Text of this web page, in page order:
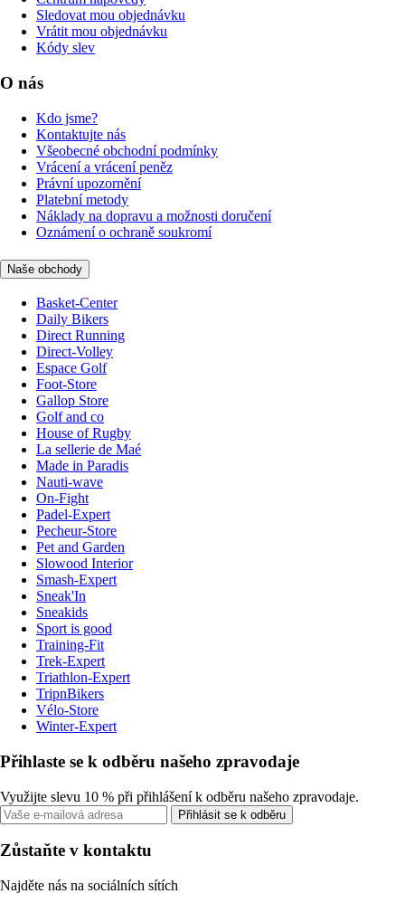
Sledovat mou objednávku
Vrátit mou objednávku
Kódy slev
O nás
Kdo jsme?
Kontaktujte nás
Všeobecné obchodní podmínky
Vrácení a vrácení peněz
Právní upozornění
Platební metody
Náklady na dopravu a možnosti doručení
Oznámení o ochraně soukromí
Naše obchody
Basket-Center
Daily Bikers
Direct Running
Direct-Volley
Espace Golf
Foot-Store
Gallop Store
Golf and co
House of Rugby
La sellerie de Maé
Made in Paradis
Nauti-wave
On-Fight
Padel-Expert
Pecheur-Store
Pet and Garden
Slowood Interior
Smash-Expert
Sneak'In
Sneakids
Sport is good
Training-Fit
Trek-Expert
Triathlon-Expert
TripnBikers
Vélo-Store
Winter-Expert
Přihlaste se k odběru našeho zpravodaje
Využijte slevu 10 % při přihlášení k odběru našeho zpravodaje.
Přihlásit se k odběru
Zůstaňte v kontaktu
Najděte nás na sociálních sítích